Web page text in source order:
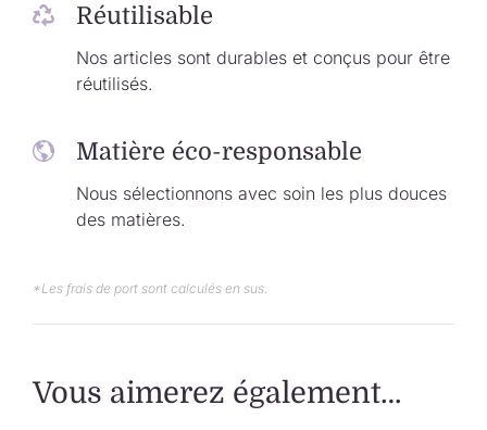
Réutilisable
Nos articles sont durables et conçus pour être
réutilisés.
Matière éco-responsable
Nous sélectionnons avec soin les plus douces
des matières.
*Les frais de port sont calculés en sus.
Vous aimerez également…